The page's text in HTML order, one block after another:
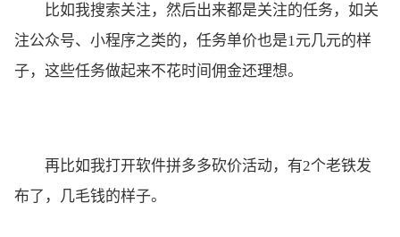
比如我搜索关注，然后出来都是关注的任务，如关
注公众号、小程序之类的，任务单价也是1元几元的样
子，这些任务做起来不花时间佣金还理想。
再比如我打开软件拼多多砍价活动，有2个老铁发
布了，几毛钱的样子。